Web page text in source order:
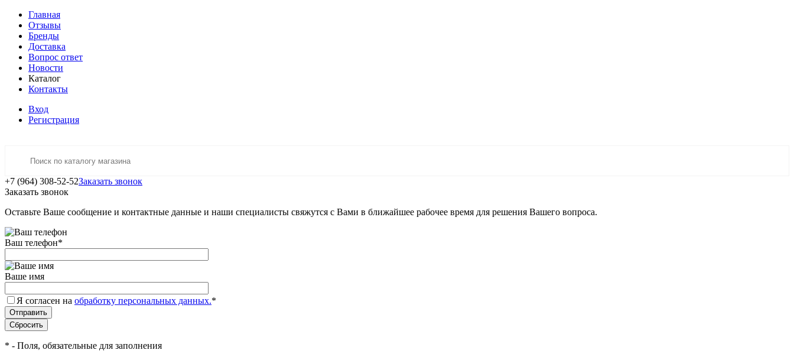
Главная
Отзывы
Бренды
Доставка
Вопрос ответ
Новости
Каталог
Контакты
Вход
Регистрация
+7 (964) 308-52-52Заказать звонок
Заказать звонок
Оставьте Ваше сообщение и контактные данные и наши специалисты свяжутся с Вами в ближайшее рабочее время для решения Вашего вопроса.
Ваш телефон*
Ваше имя
Я согласен на обработку персональных данных.*
* - Поля, обязательные для заполнения